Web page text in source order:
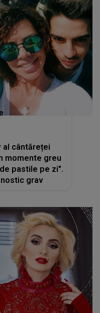
al cântăreței
momente greu
pastile pe zi".
grav